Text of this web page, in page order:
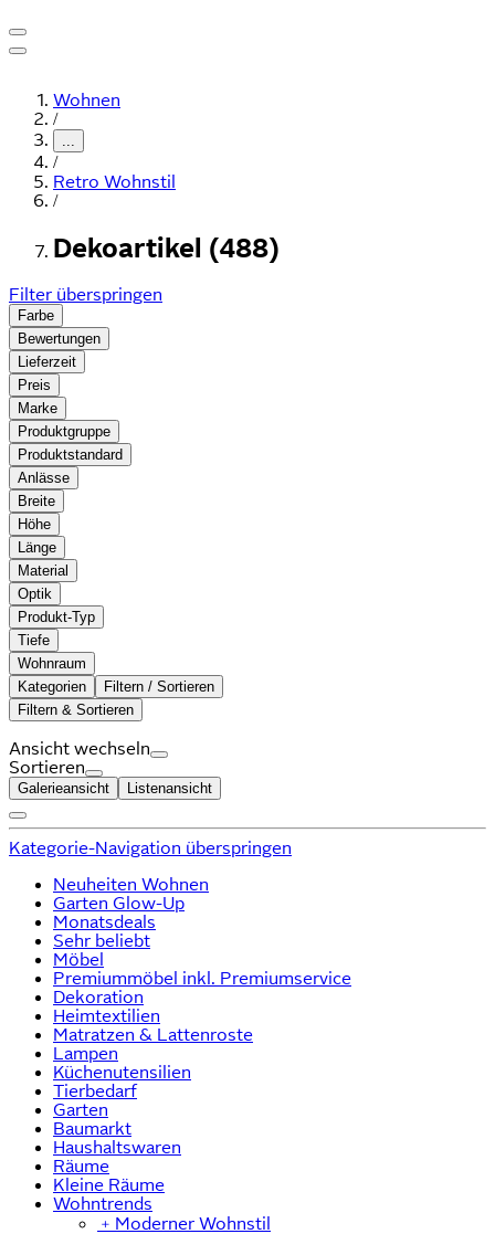
Wohnen
/
...
/
Retro Wohnstil
/
Dekoartikel (488)
Filter überspringen
Farbe
Bewertungen
Lieferzeit
Preis
Marke
Produktgruppe
Produktstandard
Anlässe
Breite
Höhe
Länge
Material
Optik
Produkt-Typ
Tiefe
Wohnraum
Kategorien
Filtern / Sortieren
Filtern & Sortieren
Ansicht wechseln
Sortieren
Galerieansicht Listenansicht
Kategorie-Navigation überspringen
Neuheiten Wohnen
Garten Glow-Up
Monatsdeals
Sehr beliebt
Möbel
Premiummöbel inkl. Premiumservice
Dekoration
Heimtextilien
Matratzen & Lattenroste
Lampen
Küchenutensilien
Tierbedarf
Garten
Baumarkt
Haushaltswaren
Räume
Kleine Räume
Wohntrends
﹢ Moderner Wohnstil